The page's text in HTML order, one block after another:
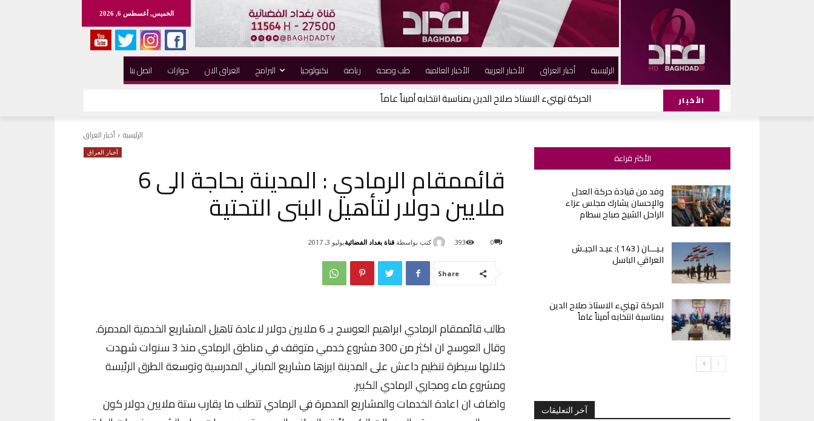
الخميس, أغسطس 6, 2026
اتصل بنا حوارات العراق الان البرامج نكنولوجيا رياضة طب وصحة الأخبار العالمية الأخبار العربية أخبار العراق الرئيسية
الأخبار الحركة تهنيء الاستاذ صلاح الدين بمناسبة انتخابه أميناً عاماً
الرئيسية أخبار العراق
أخبار العراق
قائممقام الرمادي : المدينة بحاجة الى 6
ملايين دولار لتأهيل البنى التحتية
كتب بواسطة قناة بغداد الفضائيةيوليو 3, 2017 0
393
Share
طالب قائممقام الرمادي ابراهيم العوسج بـ 6 ملايين دولار لاعادة تاهيل المشاريع الخدمية المدمرة.
وقال العوسج ان اكثر من 300 مشروع خدمي متوقف في مناطق الرمادي منذ 3 سنوات شهدت
خلالها سيطرة تنظيم داعش على المدينة ابرزها مشاريع المباني المدرسية وتوسعة الطرق الرئيسة
ومشروع ماء ومجاري الرمادي الكبير.
واضاف ان اعادة الخدمات والمشاريع المدمرة في الرمادي تتطلب ما يقارب ستة ملايين دولار كون
الأكثر قراءة
وفد من قيادة حركة العدل
والإحسان يشارك مجلس عزاء
الراحل الشيخ صباح سطام
بـيـــان ( 143 ): عيـد الجيـش
العراقي الباسل
الحركة تهنيء الاستاذ صلاح الدين
بمناسبة انتخابه أميناً عاماً
آخر التعليقات